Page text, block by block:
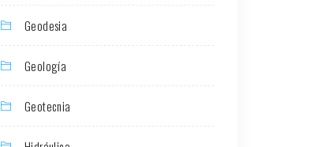
Geodesia
Geología
Geotecnia